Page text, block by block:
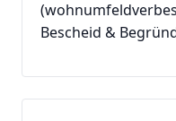
Bescheid &